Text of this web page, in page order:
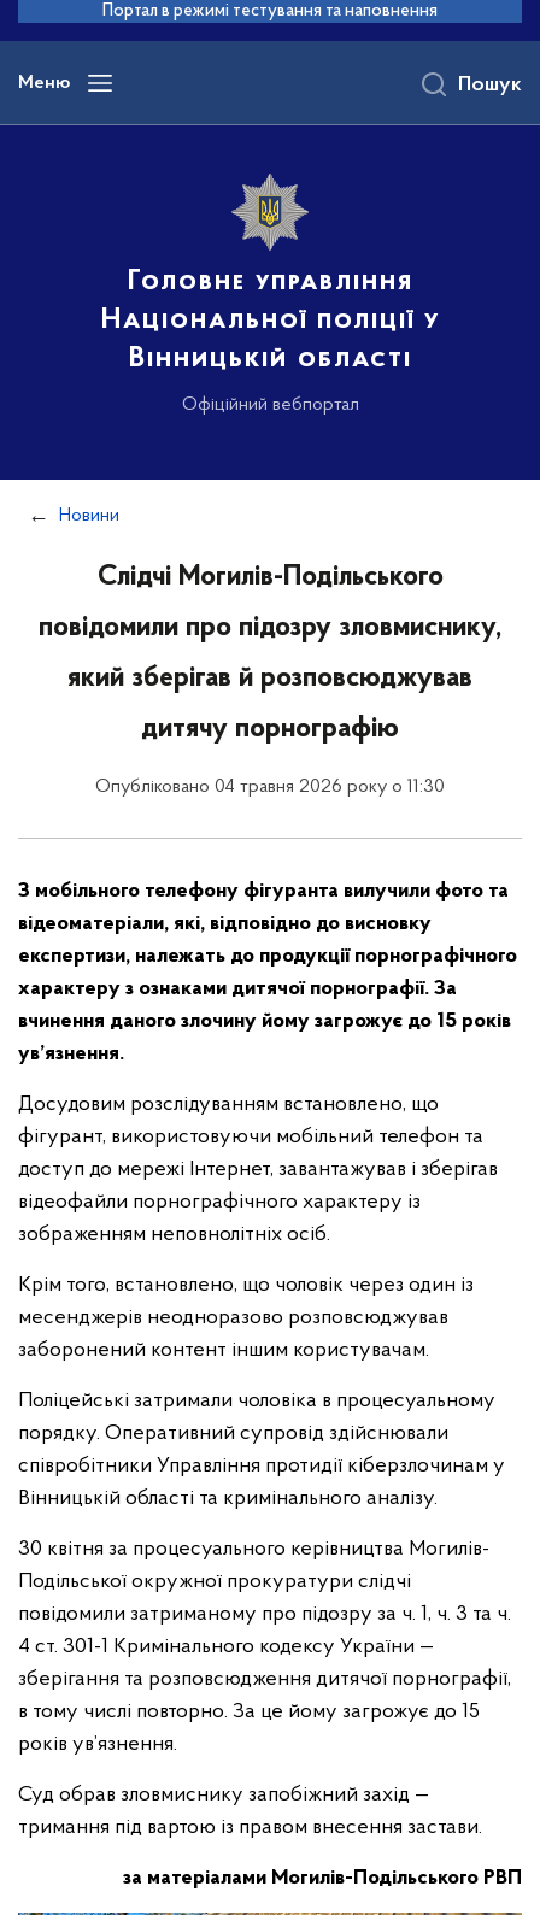
основного
вмісту
Портал в режимі тестування та наповнення
Меню
Головне управління
Національної поліції у
Вінницькій області
Офіційний вебпортал
Пошук
Новини
Слідчі Могилів-Подільського
повідомили про підозру зловмиснику,
який зберігав й розповсюджував
дитячу порнографію
Опубліковано 04 травня 2026 року о 11:30
З мобільного телефону фігуранта вилучили фото та
відеоматеріали, які, відповідно до висновку
експертизи, належать до продукції порнографічного
характеру з ознаками дитячої порнографії. За
вчинення даного злочину йому загрожує до 15 років
ув’язнення.
Досудовим розслідуванням встановлено, що
фігурант, використовуючи мобільний телефон та
доступ до мережі Інтернет, завантажував і зберігав
відеофайли порнографічного характеру із
зображенням неповнолітніх осіб.
Крім того, встановлено, що чоловік через один із
месенджерів неодноразово розповсюджував
заборонений контент іншим користувачам.
Поліцейські затримали чоловіка в процесуальному
порядку. Оперативний супровід здійснювали
співробітники Управління протидії кіберзлочинам у
Вінницькій області та кримінального аналізу.
30 квітня за процесуального керівництва Могилів-
Подільської окружної прокуратури слідчі
повідомили затриманому про підозру за ч. 1, ч. 3 та ч.
4 ст. 301-1 Кримінального кодексу України —
зберігання та розповсюдження дитячої порнографії,
в тому числі повторно. За це йому загрожує до 15
років ув’язнення.
Суд обрав зловмиснику запобіжний захід —
тримання під вартою із правом внесення застави.
за матеріалами Могилів-Подільського РВП